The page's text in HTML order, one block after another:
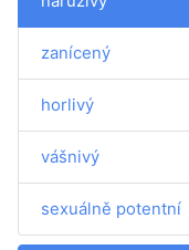
zanícený
horlivý
vášnivý
sexuálně potentní